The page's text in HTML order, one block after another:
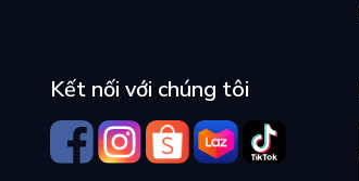
Kết nối với chúng tôi